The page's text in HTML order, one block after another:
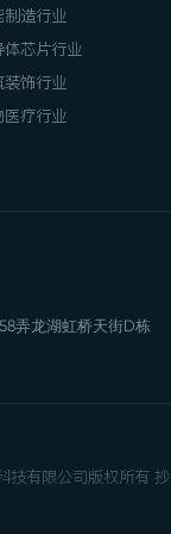
制造行业
体芯片行业
装饰行业
医疗行业
弄龙湖虹桥天街D栋
技有限公司版权所有